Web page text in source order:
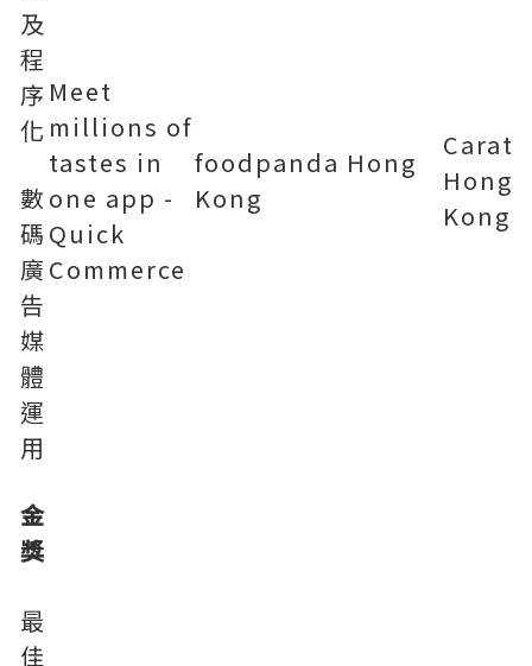
及
程
序
化
數
碼
廣
告
媒
體
運
用
金
獎
Meet
millions of
tastes in
one app -
Quick
Commerce
foodpanda Hong
Kong
Carat
Hong
Kong
最
佳